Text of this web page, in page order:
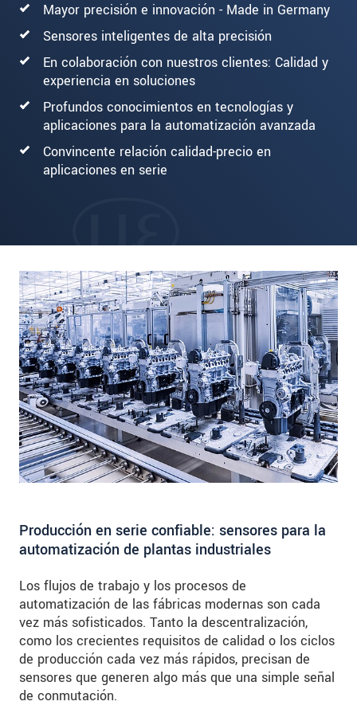
Mayor precisión e innovación - Made in Germany
Sensores inteligentes de alta precisión
En colaboración con nuestros clientes: Calidad y
experiencia en soluciones
Profundos conocimientos en tecnologías y
aplicaciones para la automatización avanzada
Convincente relación calidad-precio en
aplicaciones en serie
Producción en serie confiable: sensores para la
automatización de plantas industriales
Los flujos de trabajo y los procesos de
automatización de las fábricas modernas son cada
vez más sofisticados. Tanto la descentralización,
como los crecientes requisitos de calidad o los ciclos
de producción cada vez más rápidos, precisan de
sensores que generen algo más que una simple señal
de conmutación.